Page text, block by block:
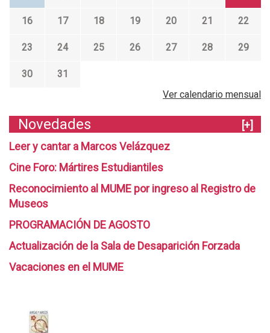
16 17 18 19 20 21 22
23 24 25 26 27 28 29
30
31
Ver calendario mensual
Novedades
[+]
Leer y cantar a Marcos Velázquez
Cine Foro: Mártires Estudiantiles
Reconocimiento al MUME por ingreso al Registro de
Museos
PROGRAMACIÓN DE AGOSTO
Actualización de la Sala de Desaparición Forzada
Vacaciones en el MUME